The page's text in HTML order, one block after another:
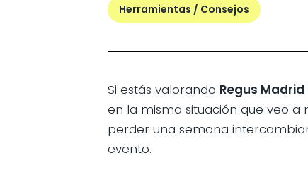
Herramientas / Consejos
Si estás valorando Regus Madrid
en la misma situación que veo a
perder una semana
evento.